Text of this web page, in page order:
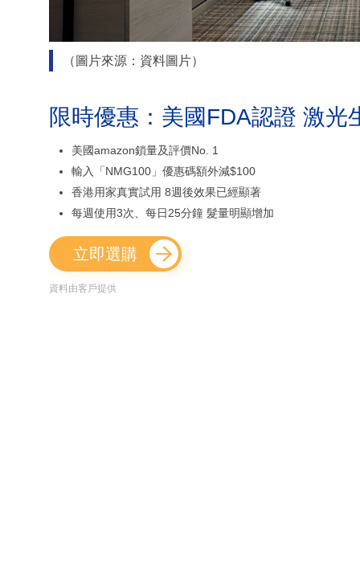
（圖片來源：資料圖片）
限時優惠：美國FDA認證 激光
美國amazon鎖量及評價No. 1
輸入「NMG100」優惠碼額外減$100
香港用家真實試用 8週後效果已經顯著
每週使用3次、每日25分鐘 髮量明顯增加
立即選購
資料由客戶提供